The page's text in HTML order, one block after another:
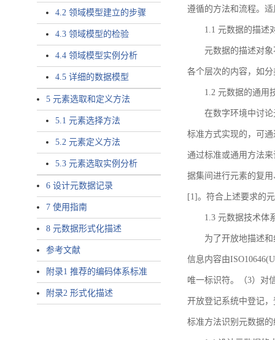
4.2 领域模型建立的步骤
4.3 领域模型的检验
4.4 领域模型实例分析
4.5 详细的数据模型
5 元素选取和定义方法
5.1 元素选择方法
5.2 元素定义方法
5.3 元素选取实例分析
6 设计元数据记录
7 使用指南
8 元数据形式化描述
参考文献
附录1 推荐的编码体系标准
附录2 形式化描述
遵循的方法和流程。
1.1 元数据的描述
元数据的描述对
各个层次的内容，如
1.2 元数据的通用
在数字环境中讨
标准方式实现的，可
通过标准或通用方法
据集间进行元素的复
[1]。符合上述要求的
1.3 元数据技术体
为了开放地描述
信息内容由
唯一标识符。（3）对
开放登记系统中登记
标准方法识别元数据